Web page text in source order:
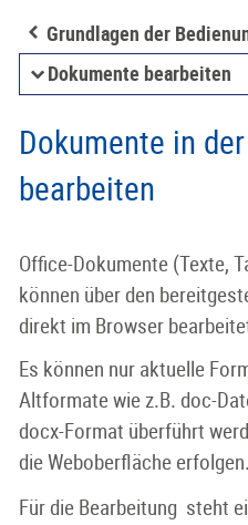
Grundlagen der
Dokumente bearbeiten
Dokumente in
bearbeiten
Office-Dokumente (Texte,
können über den
direkt im Browser
Es können nur aktuelle
Altformate wie z.B. doc-
docx-Format überführt
die Weboberfläche erfolgen.
Für die Bearbeitung steht